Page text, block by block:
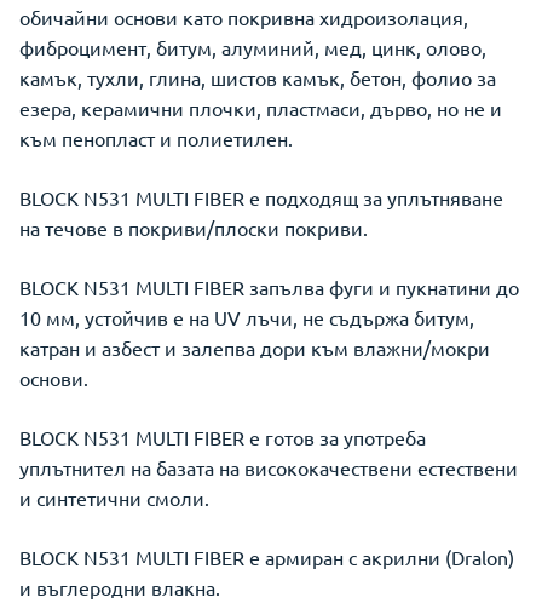
обичайни основи като покривна хидроизолация,
фиброцимент, битум, алуминий, мед, цинк, олово,
камък, тухли, глина, шистов камък, бетон, фолио за
езера, керамични плочки, пластмаси, дърво, но не и
към пенопласт и полиетилен.
BLOCK N531 MULTI FIBER е подходящ за уплътняване
на течове в покриви/плоски покриви.
BLOCK N531 MULTI FIBER запълва фуги и пукнатини до
10 мм, устойчив е на UV лъчи, не съдържа битум,
катран и азбест и залепва дори към влажни/мокри
основи.
BLOCK N531 MULTI FIBER е готов за употреба
уплътнител на базата на висококачествени естествени
и синтетични смоли.
BLOCK N531 MULTI FIBER е армиран с акрилни (Dralon)
и въглеродни влакна.